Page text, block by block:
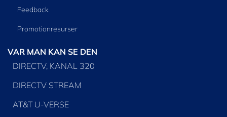
Feedback
Promotionresurser
VAR MAN KAN SE DEN
DIRECTV, KANAL 320
DIRECTV STREAM
AT&T U-VERSE